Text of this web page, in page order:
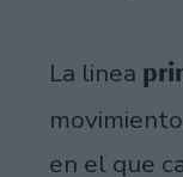
La linea
en el que